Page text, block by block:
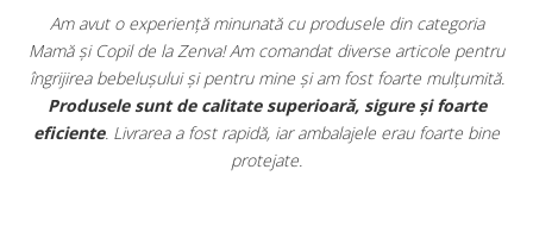
Comunicare bidirectionala
Microfonul incorporat si difuzorul te ajuta sa
comunici tot timpul cu bebelusul tau.
Ambele unitati ale dispozitivului de monitorizare
au microfon incorporat, permitand comunicarea
bidirectionala intre copil si parinte.
Am avut o experiență minunată cu produsele din categoria
Mamă și Copil de la Zenva! Am comandat diverse articole pentru
îngrijirea bebelușului și pentru mine și am fost foarte mulțumită.
Produsele sunt de calitate superioară, sigure și foarte
eficiente. Livrarea a fost rapidă, iar ambalajele erau foarte bine
protejate.